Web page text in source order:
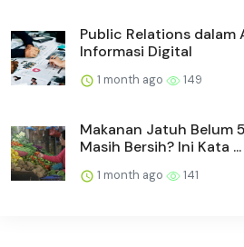
Public Relations dalam
Informasi Digital
1 month ago 149
Makanan Jatuh Belum
Masih Bersih? Ini Kata ...
1 month ago 141